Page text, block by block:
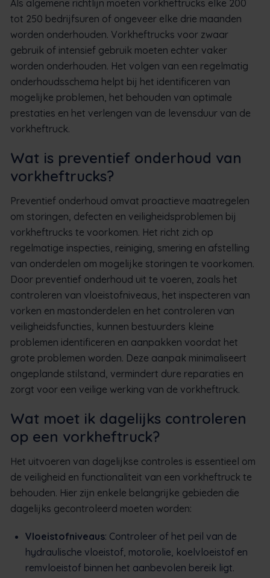
Als algemene richtlijn moeten vorkheftrucks elke 200
tot 250 bedrijfsuren of ongeveer elke drie maanden
worden onderhouden. Vorkheftrucks voor zwaar
gebruik of intensief gebruik moeten echter vaker
worden onderhouden. Het volgen van een regelmatig
onderhoudsschema helpt bij het identificeren van
mogelijke problemen, het behouden van optimale
prestaties en het verlengen van de levensduur van de
vorkheftruck.
Wat is preventief onderhoud van
vorkheftrucks?
Preventief onderhoud omvat proactieve maatregelen
om storingen, defecten en veiligheidsproblemen bij
vorkheftrucks te voorkomen. Het richt zich op
regelmatige inspecties, reiniging, smering en afstelling
van onderdelen om mogelijke storingen te voorkomen.
Door preventief onderhoud uit te voeren, zoals het
controleren van vloeistofniveaus, het inspecteren van
vorken en mastonderdelen en het controleren van
veiligheidsfuncties, kunnen bestuurders kleine
problemen identificeren en aanpakken voordat het
grote problemen worden. Deze aanpak minimaliseert
ongeplande stilstand, vermindert dure reparaties en
zorgt voor een veilige werking van de vorkheftruck.
Wat moet ik dagelijks controleren
op een vorkheftruck?
Het uitvoeren van dagelijkse controles is essentieel om
de veiligheid en functionaliteit van een vorkheftruck te
behouden. Hier zijn enkele belangrijke gebieden die
dagelijks gecontroleerd moeten worden:
Vloeistofniveaus: Controleer of het peil van de
hydraulische vloeistof, motorolie, koelvloeistof en
remvloeistof binnen het aanbevolen bereik ligt.